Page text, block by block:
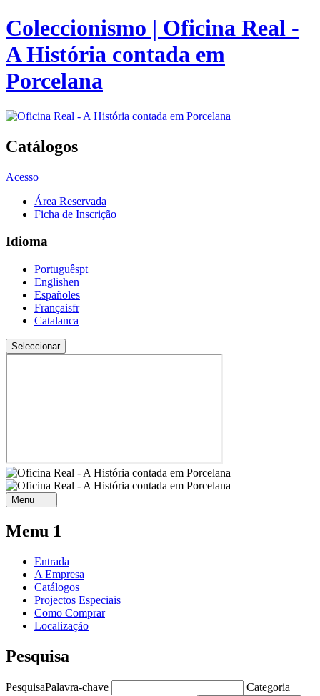
Coleccionismo | Oficina Real -
A História contada em
Porcelana
Catálogos
Acesso
Área Reservada
Ficha de Inscrição
Idioma
Portuguêspt
Englishen
Españoles
Françaisfr
Catalanca
Menu
Menu 1
Entrada
A Empresa
Catálogos
Projectos Especiais
Como Comprar
Localização
Pesquisa
PesquisaPalavra-chave Categoria